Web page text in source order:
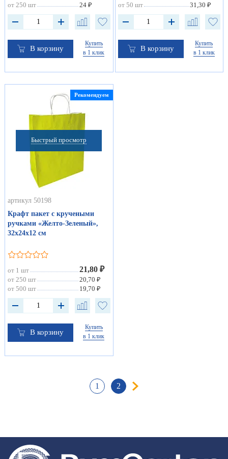
от 250 шт 24 ₽
В корзину
Купить
в 1 клик
от 50 шт 31,30 ₽
В корзину
Купить
в 1 клик
Быстрый просмотр
Рекомендуем
артикул 50198
Крафт пакет с кручеными
ручками «Желто-Зеленый»,
32х24х12 см
от 1 шт 21,80 ₽
от 250 шт
20,70 ₽
от 500 шт
19,70 ₽
В корзину
Купить
в 1 клик
1 2